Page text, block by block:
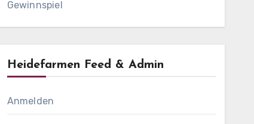
Gewinnspiel
Heidefarmen Feed & Admin
Anmelden